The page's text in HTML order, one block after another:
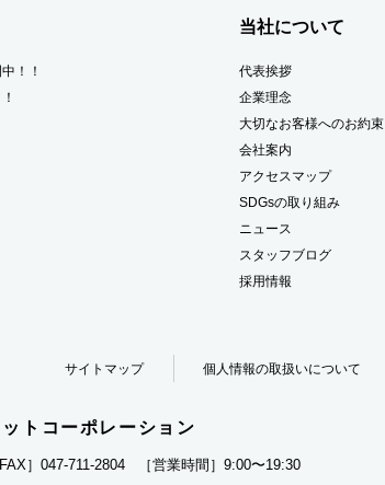
！！
当社について
代表挨拶
企業理念
大切なお客様へのお約束
会社案内
アクセスマップ
SDGsの取り組み
ニュース
スタッフブログ
採用情報
サイトマップ 個人情報の取扱いについて
トコーポレーション
FAX］047-711-2804 ［営業時間］9:00〜19:30